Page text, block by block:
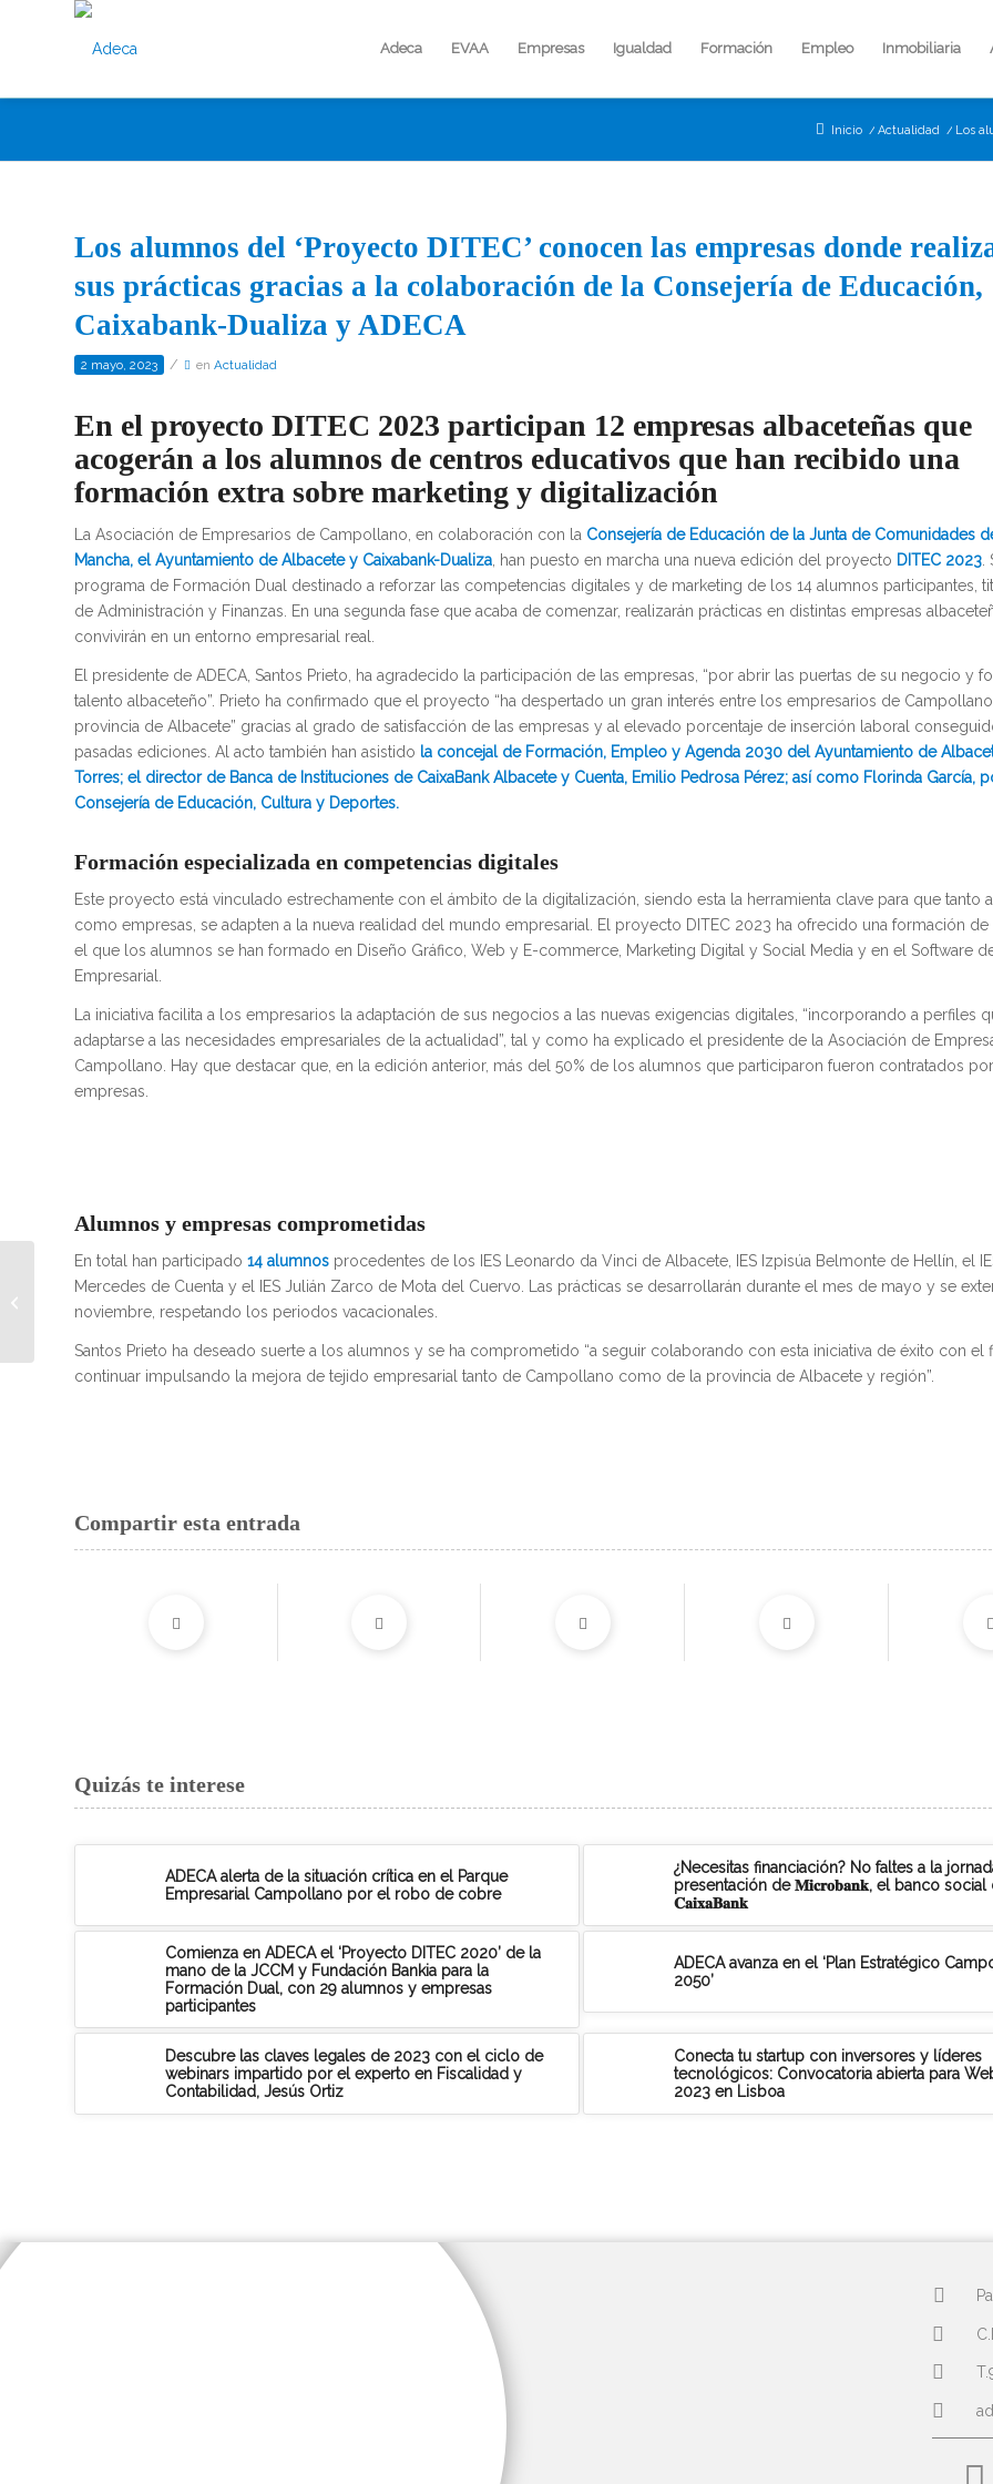
Adeca EVAA Empresas Igualdad Formación Empleo Inmobiliaria
Inicio / Actualidad / Los
Los alumnos del ‘Proyecto DITEC’ conocen las empresas donde
sus prácticas gracias a la colaboración de la Consejería de Educación,
Caixabank-Dualiza y ADECA
2 mayo, 2023 / en Actualidad
En el proyecto DITEC 2023 participan 12 empresas albaceteñas que
acogerán a los alumnos de centros educativos que han recibido una
formación extra sobre marketing y digitalización
La Asociación de Empresarios de Campollano, en colaboración con la Consejería de Educación de la Junta de Comunidades
Mancha, el Ayuntamiento de Albacete y Caixabank-Dualiza , han puesto en marcha una nueva edición del proyecto DITEC 2023
programa de Formación Dual destinado a reforzar las competencias digitales y de marketing de los 14 alumnos participantes,
de Administración y Finanzas. En una segunda fase que acaba de comenzar, realizarán prácticas en distintas empresas
convivirán en un entorno empresarial real.
El presidente de ADECA, Santos Prieto, ha agradecido la participación de las empresas, “por abrir las puertas de su negocio y
talento albaceteño”. Prieto ha confirmado que el proyecto “ha despertado un gran interés entre los empresarios de
provincia de Albacete” gracias al grado de satisfacción de las empresas y al elevado porcentaje de inserción laboral
pasadas ediciones. Al acto también han asistido la concejal de Formación, Empleo y Agenda 2030 del Ayuntamiento de
Torres; el director de Banca de Instituciones de CaixaBank Albacete y Cuenta, Emilio Pedrosa Pérez; así como Florinda García,
Consejería de Educación, Cultura y Deportes.
Formación especializada en competencias digitales
Este proyecto está vinculado estrechamente con el ámbito de la digitalización, siendo esta la herramienta clave para que tanto
como empresas, se adapten a la nueva realidad del mundo empresarial. El proyecto DITEC 2023 ha ofrecido una formación de
el que los alumnos se han formado en Diseño Gráfico, Web y E-commerce, Marketing Digital y Social Media y en el Software
Empresarial.
La iniciativa facilita a los empresarios la adaptación de sus negocios a las nuevas exigencias digitales, “incorporando a perfiles
adaptarse a las necesidades empresariales de la actualidad”, tal y como ha explicado el presidente de la Asociación de
Campollano. Hay que destacar que, en la edición anterior, más del 50% de los alumnos que participaron fueron contratados
empresas.
Alumnos y empresas comprometidas
En total han participado 14 alumnos procedentes de los IES Leonardo da Vinci de Albacete, IES Izpisúa Belmonte de Hellín, el
Mercedes de Cuenta y el IES Julián Zarco de Mota del Cuervo. Las prácticas se desarrollarán durante el mes de mayo y se
noviembre, respetando los periodos vacacionales.
Santos Prieto ha deseado suerte a los alumnos y se ha comprometido “a seguir colaborando con esta iniciativa de éxito con el
continuar impulsando la mejora de tejido empresarial tanto de Campollano como de la provincia de Albacete y región”.
Compartir esta entrada
Quizás te interese
ADECA alerta de la situación crítica en el Parque
Empresarial Campollano por el robo de cobre
¿Necesitas financiación? No faltes a la
presentación de 𝐌𝐢𝐜𝐫𝐨𝐛𝐚𝐧𝐤, el banco social
𝐂𝐚𝐢𝐱𝐚𝐁𝐚𝐧𝐤
Comienza en ADECA el ‘Proyecto DITEC 2020’ de la
mano de la JCCM y Fundación Bankia para la
Formación Dual, con 29 alumnos y empresas
participantes
ADECA avanza en el ‘Plan Estratégico
2050’
Descubre las claves legales de 2023 con el ciclo de
webinars impartido por el experto en Fiscalidad y
Contabilidad, Jesús Ortiz
Conecta tu startup con inversores y líderes
tecnológicos: Convocatoria abierta para
2023 en Lisboa
ADECA celebra su XLVI
Asamblea General y
reconoce a ACERCAM
destacada...